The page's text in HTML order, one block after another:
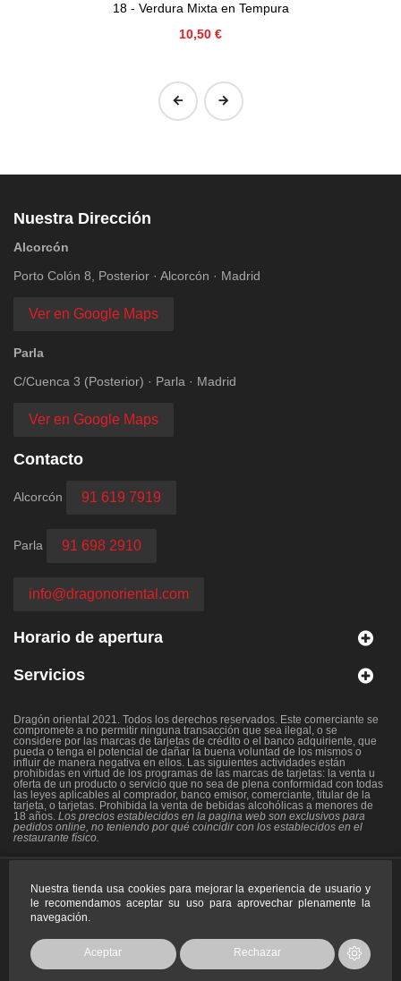
Nuestra tienda usa cookies para mejorar la experiencia de usuario y
le recomendamos aceptar su uso para aprovechar plenamente la
navegación.
Aceptar Rechazar
18 - Verdura Mixta en Tempura
Precio
10,50 €
Nuestra Dirección
Alcorcón
Porto Colón 8, Posterior · Alcorcón · Madrid
Ver en Google Maps
Parla
C/Cuenca 3 (Posterior) · Parla · Madrid
Ver en Google Maps
Contacto
Alcorcón 91 619 7919
Parla 91 698 2910
info@dragonoriental.com
Horario de apertura
Servicios
Dragón oriental 2021. Todos los derechos reservados. Este comerciante se
compromete a no permitir ninguna transacción que sea ilegal, o se
considere por las marcas de tarjetas de crédito o el banco adquiriente, que
pueda o tenga el potencial de dañar la buena voluntad de los mismos o
influir de manera negativa en ellos. Las siguientes actividades están
prohibidas en virtud de los programas de las marcas de tarjetas: la venta u
oferta de un producto o servicio que no sea de plena conformidad con todas
las leyes aplicables al comprador, banco emisor, comerciante, titular de la
tarjeta, o tarjetas. Prohibida la venta de bebidas alcohólicas a menores de
18 años. Los precios establecidos en la pagina web son exclusivos para
pedidos online, no teniendo por qué coincidir con los establecidos en el
restaurante físico.
Copyright 2021 - Todos los
derechos reservados.